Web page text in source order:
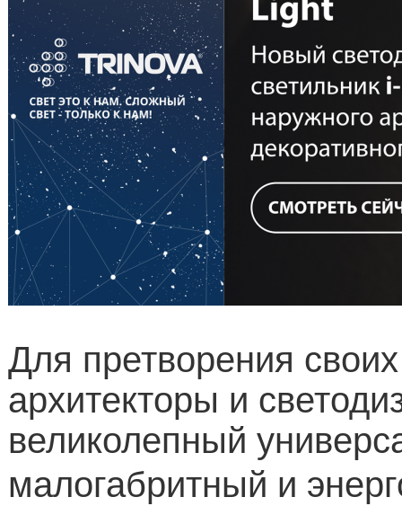
Для претворения
архитекторы и
великолепный
малогабритный и